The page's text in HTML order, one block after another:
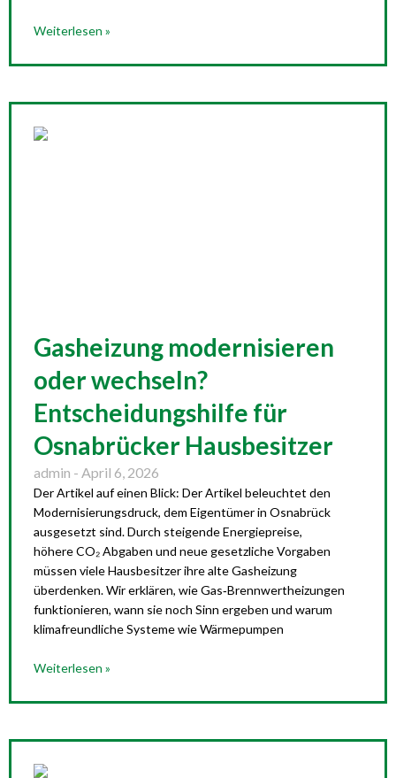
Weiterlesen »
Gasheizung modernisieren
oder wechseln?
Entscheidungshilfe für
Osnabrücker Hausbesitzer
admin April 6, 2026
Der Artikel auf einen Blick: Der Artikel beleuchtet den
Modernisierungsdruck, dem Eigentümer in Osnabrück
ausgesetzt sind. Durch steigende Energiepreise,
höhere CO₂ Abgaben und neue gesetzliche Vorgaben
müssen viele Hausbesitzer ihre alte Gasheizung
überdenken. Wir erklären, wie Gas‑Brennwertheizungen
funktionieren, wann sie noch Sinn ergeben und warum
klimafreundliche Systeme wie Wärmepumpen
Weiterlesen »